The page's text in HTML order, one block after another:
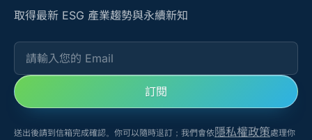
取得最新 ESG 產業趨勢與永續新知
請輸入您的 Email
訂閱
送出後請到信箱完成確認。你可以隨時退訂；我們會依隱私權政策處理你